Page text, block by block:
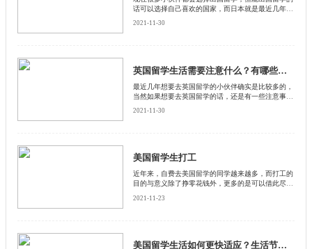
话可以选择自己喜欢的国家，而日本就是最近几年比
2021-11-30
英国留学生活需要注意什么？有哪些需要注意的？
​最近几年想要去英国留学的小伙伴确实是比较多的，
当然如果想要去英国留学的话，还是有一些注意事项
2021-11-30
美国留学生打工
近年来，自费去美国留学的同学越来越多，而打工的
目的与意义除了挣零花钱外，更多的是可以借此尽快
2021-11-23
美国留学生活如何更快适应？生活节奏紧张吗？